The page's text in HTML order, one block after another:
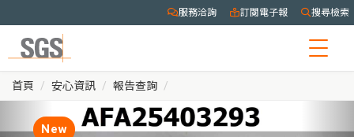
服務洽詢 訂閱電子報 搜尋檢索
首頁 安心資訊 報告查詢
New